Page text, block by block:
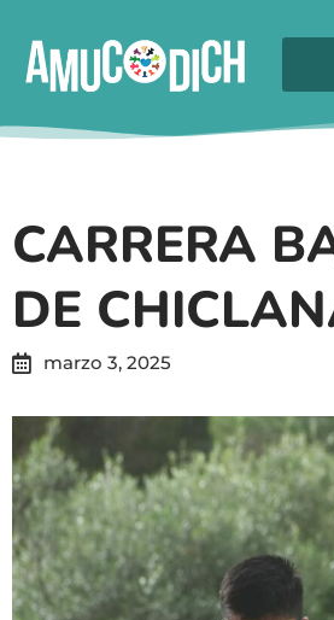
CARRERA
DE
marzo 3, 2025